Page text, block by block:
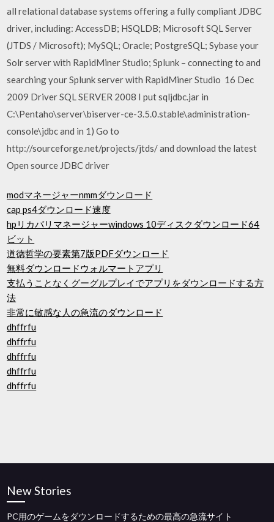
all relational database systems offering a fully compliant JDBC
driver, including: AccessDB; HSQLDB; Microsoft SQL Server
(JTDS / Microsoft); MySQL; Oracle; PostgreSQL; Sybase your
Solr server with RapidMiner Studio; Splunk – connecting to and
searching your Splunk server with RapidMiner Studio 16 Dec
2009 Driver SQL SERVER 2008 I put sqljdbc.jar in
C:\Pentaho\server\biserver-ce-3.5.0.stable\administration-
console\jdbc and in 1) Go to
http://sourceforge.net/projects/jtds/ and download the latest
Open source JDBC driver
modマネージャーnmmダウンロード
cap ps4ダウンロード速度
hpリカバリマネージャーwindows 10ディスクダウンロード64
ビット
道徳哲学の要素第7版PDFダウンロード
無料ダウンロードウォルマートアプリ
支払うことなくグーグルプレイでアプリをダウンロードする方
法
非常に敏感な人の急流のダウンロード
dhffrfu
dhffrfu
dhffrfu
dhffrfu
dhffrfu
New Stories
PC用のゲームをダウンロードするための最高の急流サイト